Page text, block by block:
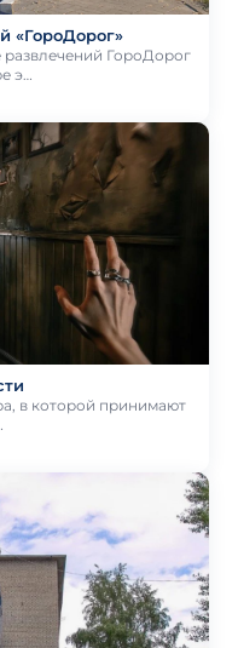
«ГороДорог»
развлечений ГороДорог
э…
в которой принимают